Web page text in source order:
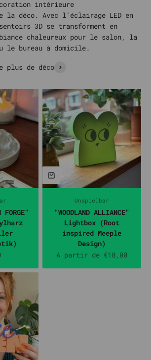
la déco. Avec l'éclairage LED en
3D se transforment en
chaleureux pour le salon, la
le bureau à domicile.
plus de déco
FORGE"
vente
Unspielbar
"WOODLAND ALLIANCE"
Lightbox (Root
inspired Meeple
Design)
Prix de vente
A partir de €18,00